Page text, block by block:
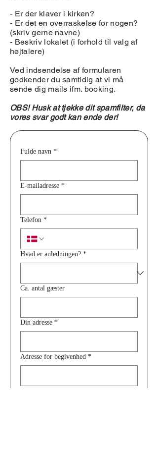
- Er der klaver i kirken?
- Er det en overraskelse for nogen?
(skriv gerne navne)
- Beskriv lokalet (i forhold til valg af
højtalere)
Ved indsendelse af formularen
godkender du samtidig at vi må
sende dig mails ifm. booking.
OBS! Husk at tjekke dit spamfilter, da
vores svar godt kan ende der!
Fulde navn *
E-mailadresse *
Telefon *
Hvad er anledningen? *
Ca. antal gæster
Din adresse *
Adresse for begivenhed *